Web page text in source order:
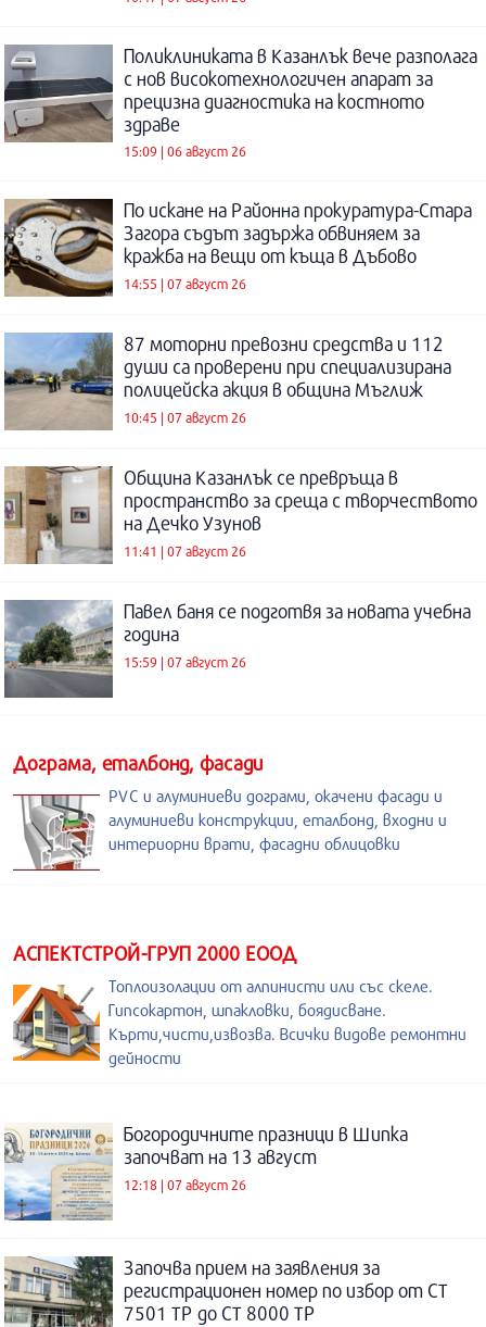
Поликлиниката в Казанлък вече разполага
с нов високотехнологичен апарат за
прецизна диагностика на костното
здраве
15:09 | 06 август 26
По искане на Районна прокуратура-Стара
Загора съдът задържа обвиняем за
кражба на вещи от къща в Дъбово
14:55 | 07 август 26
87 моторни превозни средства и 112
души са проверени при специализирана
полицейска акция в община Мъглиж
10:45 | 07 август 26
Община Казанлък се превръща в
пространство за среща с творчеството
на Дечко Узунов
11:41 | 07 август 26
Павел баня се подготвя за новата учебна
година
15:59 | 07 август 26
Дограма, еталбонд, фасади
PVC и алуминиеви дограми, окачени фасади и
алуминиеви конструкции, еталбонд, входни и
интериорни врати, фасадни облицовки
АСПЕКТСТРОЙ-ГРУП 2000 ЕООД
Топлоизолации от алпинисти или със скеле.
Гипсокартон, шпакловки, боядисване.
Кърти,чисти,извозва. Всички видове ремонтни
дейности
Богородичните празници в Шипка
започват на 13 август
12:18 | 07 август 26
Започва прием на заявления за
регистрационен номер по избор от СТ
7501 ТР до СТ 8000 ТР